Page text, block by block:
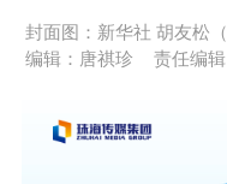
封面图：新华社 胡友松（
编辑：唐祺珍
责任编